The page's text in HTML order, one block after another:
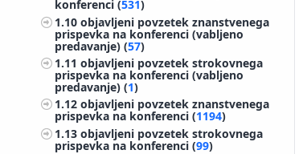
konferenci (531)
1.10objavljeni povzetek znanstvenega
prispevka na konferenci (vabljeno
predavanje) (57)
1.11objavljeni povzetek strokovnega
prispevka na konferenci (vabljeno
predavanje) (1)
1.12objavljeni povzetek znanstvenega
prispevka na konferenci (1194)
1.13objavljeni povzetek strokovnega
prispevka na konferenci (99)